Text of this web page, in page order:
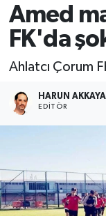
Amed
FK'da
Ahlatcı Çorum
HARUN AKKAYA
EDITÖR
SAĞLIK
ASAYİŞ
EĞİTİM
Çorum
Trafik
Son Dakika
Haber Arşivi